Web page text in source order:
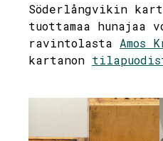
Söderlångvikin
tuottamaa hunajaa
ravintolasta Amos
kartanon